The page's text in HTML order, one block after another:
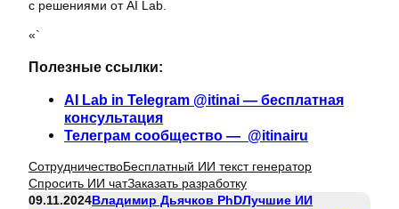
с решениями от AI Lab.
«`
Полезные ссылки:
AI Lab in Telegram @itinai — бесплатная
консультация
Телеграм сообщество — @itinairu
СотрудничествоБесплатный ИИ текст генератор
Спросить ИИ чатЗаказать разработку
09.11.2024Владимир Дьячков PhDЛучшие ИИ